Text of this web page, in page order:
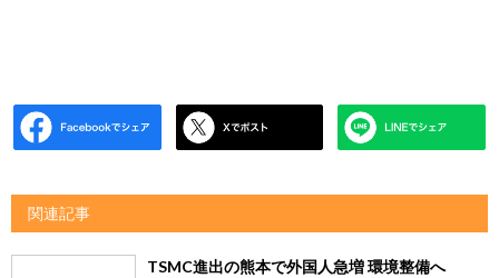
関連記事
TSMC進出の熊本で外国人急増 環境整備へ